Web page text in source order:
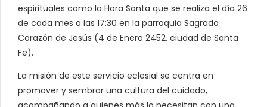
espirituales como la Hora Santa que se realiza el día 26
de cada mes a las 17:30 en la parroquia Sagrado
Corazón de Jesús (4 de Enero 2452, ciudad de Santa
Fe).
La misión de este servicio eclesial se centra en
promover y sembrar una cultura del cuidado,